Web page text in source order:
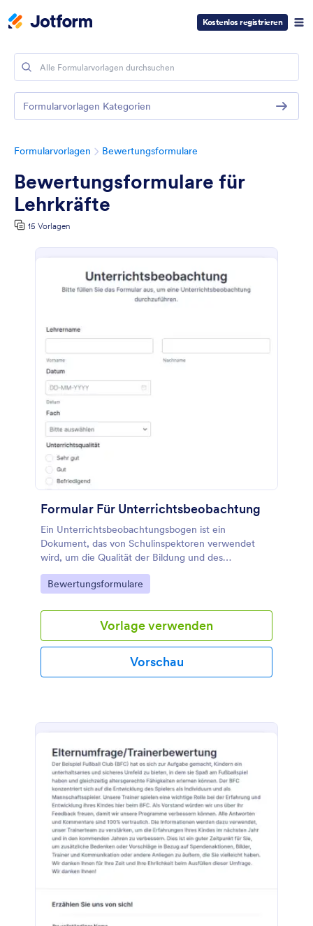
Kostenlos registrieren
Formularvorlagen Bewertungsformulare
Bewertungsformulare für
Lehrkräfte
15 Vorlagen
Formular Für Unterrichtsbeobachtung
Ein Unterrichtsbeobachtungsbogen ist ein
Dokument, das von Schulinspektoren verwendet
wird, um die Qualität der Bildung und des
Unterrichts in einer Schule zu beurteilen.
Go to Category:
Bewertungsformulare
Vorlage verwenden
Vorschau
Formularvorlagen Kategorien